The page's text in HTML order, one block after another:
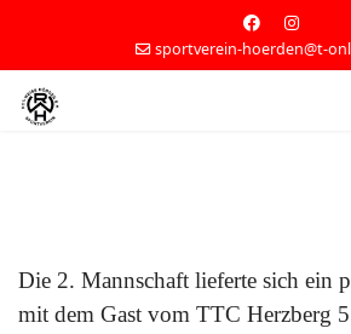
sportverein-hoerden@t-
Die 2. Mannschaft lieferte sich ein
mit dem Gast vom TTC Herzberg